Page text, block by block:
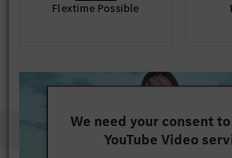
Flextime Possible
We need your consent
YouTube Video